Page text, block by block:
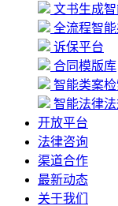
文书生成
全流程智
诉保平台
合同模版库
智能类案检
智能法律
开放平台
法律咨询
渠道合作
最新动态
关于我们